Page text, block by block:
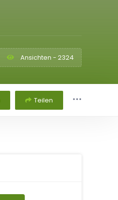
Ansichten - 2324
Teilen